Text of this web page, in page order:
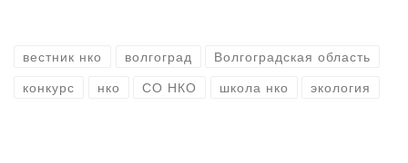
вестник нко волгоград Волгоградская область
конкурс нко СО НКО школа нко экология